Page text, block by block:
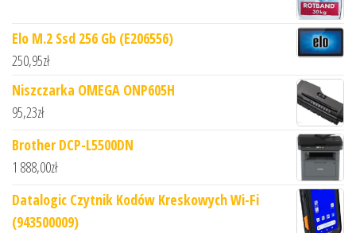
Elo M.2 Ssd 256 Gb (E206556)
250,95zł
Niszczarka OMEGA ONP605H
95,23zł
Brother DCP-L5500DN
1 888,00zł
Datalogic Czytnik Kodów Kreskowych Wi-Fi
(943500009)